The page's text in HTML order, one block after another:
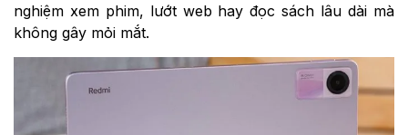
nghiệm xem phim, lướt web hay đọc sách lâu dài mà
không gây mỏi mắt.